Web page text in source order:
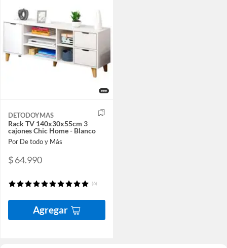
DETODOYMAS
Rack TV 140x30x55cm 3
cajones Chic Home - Blanco
Por De todo y Más
$ 64.990
(6)
Agregar